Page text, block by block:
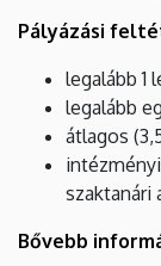
Pályázási
legalább 1
legalább
átlagos
szaktanári
Bővebb